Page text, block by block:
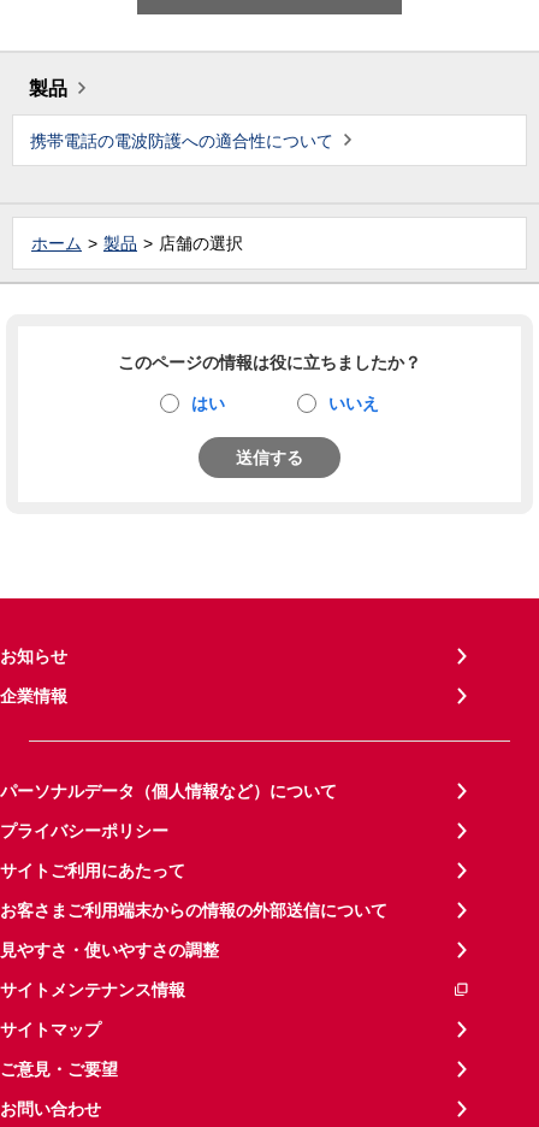
製品
携帯電話の電波防護への適合性について
ホーム 製品 店舗の選択
このページの情報は役に立ちましたか？
はい いいえ
送信する
お知らせ
企業情報
パーソナルデータ（個人情報など）について
プライバシーポリシー
サイトご利用にあたって
お客さまご利用端末からの情報の外部送信について
見やすさ・使いやすさの調整
サイトメンテナンス情報
サイトマップ
ご意見・ご要望
お問い合わせ